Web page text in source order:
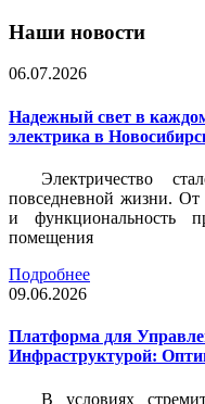
Наши новости
06.07.2026
Надежный свет в
электрика в
Электричество
повседневной жизни. От
и функциональность
помещения
Подробнее
09.06.2026
Платформа для
Инфраструктурой:
В условиях